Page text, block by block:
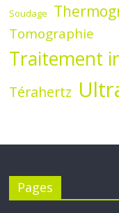
Soudage
Tomographie
Traitement
Térahertz
Pages